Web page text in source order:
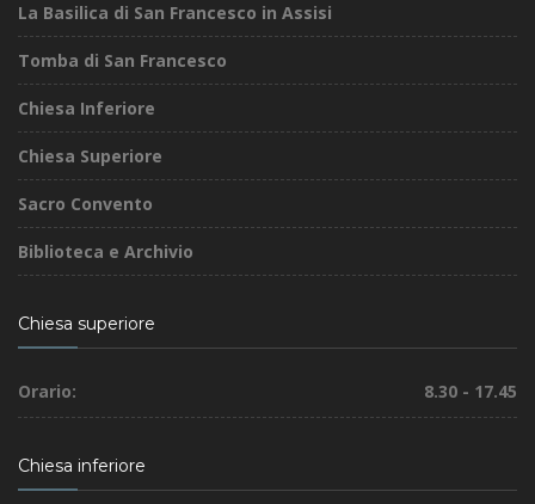
La Basilica di San Francesco in Assisi
Tomba di San Francesco
Chiesa Inferiore
Chiesa Superiore
Sacro Convento
Biblioteca e Archivio
Chiesa superiore
Orario: 8.30 - 17.45
Chiesa inferiore